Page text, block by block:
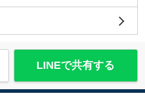
LINEで共有する